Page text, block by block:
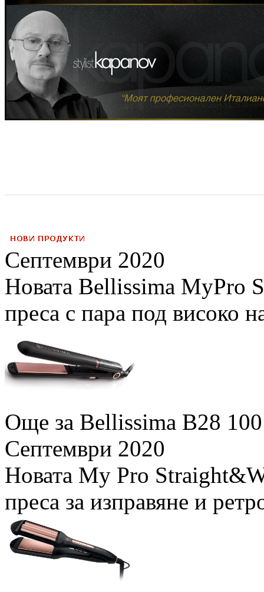
Септември 2020
Новата Bellissima MyPro
преса с пара под високо
Още за Bellissima B28
Септември 2020
Новата My Pro
преса за изправяне и